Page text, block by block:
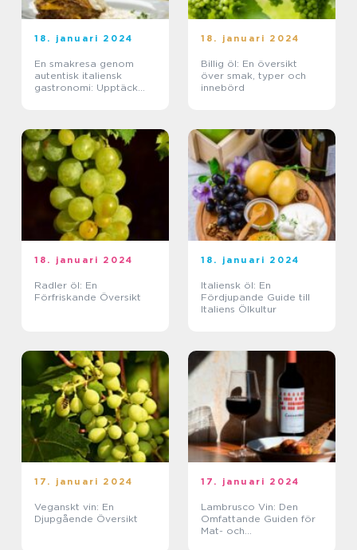
18. januari 2024
En smakresa genom
autentisk italiensk
gastronomi: Upptäck
18. januari 2024
Billig öl: En översikt
över smak, typer och
innebörd
18. januari 2024
Radler öl: En
Förfriskande Översikt
18. januari 2024
Italiensk öl: En
Fördjupande Guide till
Italiens Ölkultur
17. januari 2024
Veganskt vin: En
Djupgående Översikt
17. januari 2024
Lambrusco Vin: Den
Omfattande Guiden för
Mat- och